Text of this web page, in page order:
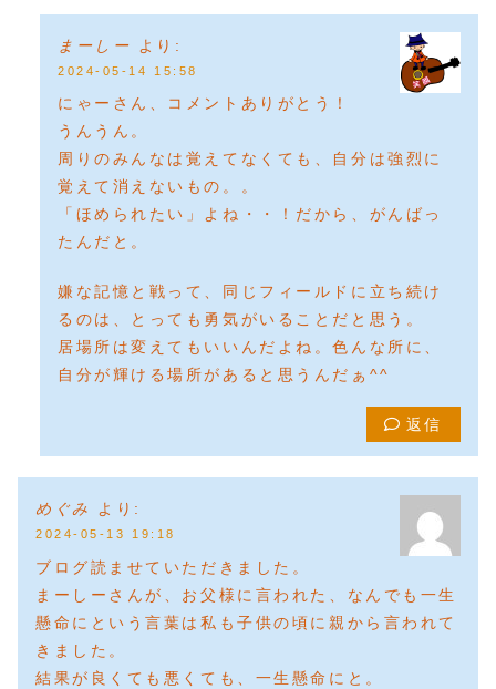
まーしー より:
2024-05-14 15:58
にゃーさん、コメントありがとう！
うんうん。
周りのみんなは覚えてなくても、自分は強烈に
覚えて消えないもの。。
「ほめられたい」よね・・！だから、がんばっ
たんだと。
嫌な記憶と戦って、同じフィールドに立ち続け
るのは、とっても勇気がいることだと思う。
居場所は変えてもいいんだよね。色んな所に、
自分が輝ける場所があると思うんだぁ^^
返信
めぐみ より:
2024-05-13 19:18
ブログ読ませていただきました。
まーしーさんが、お父様に言われた、なんでも一生
懸命にという言葉は私も子供の頃に親から言われて
きました。
結果が良くても悪くても、一生懸命にと。